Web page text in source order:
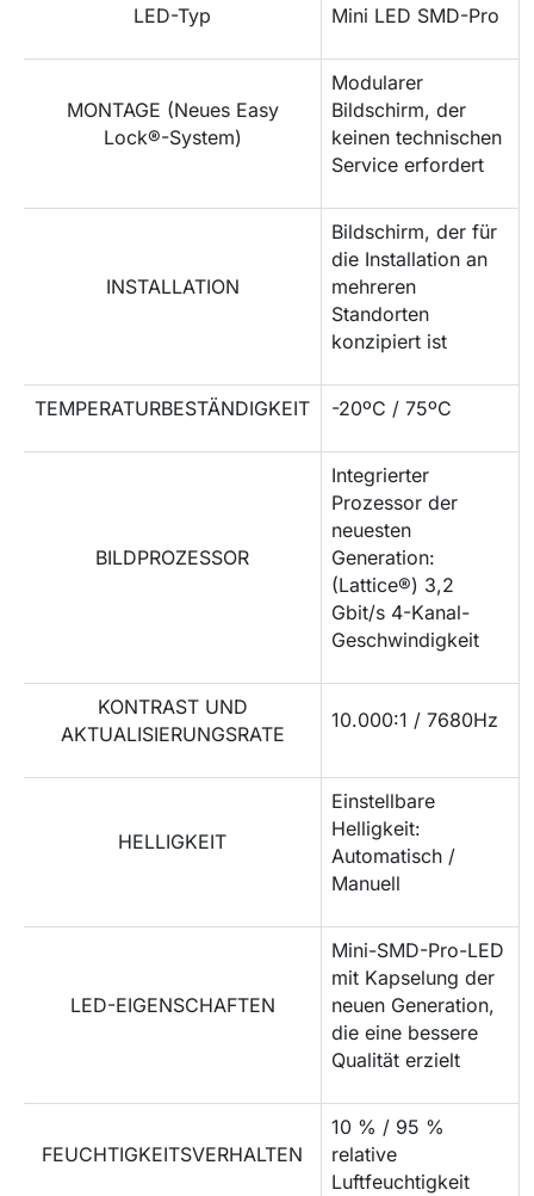
LED-Typ Mini LED SMD-Pro
MONTAGE (Neues Easy
Lock®-System)
Modularer
Bildschirm, der
keinen technischen
Service erfordert
INSTALLATION
Bildschirm, der für
die Installation an
mehreren
Standorten
konzipiert ist
TEMPERATURBESTÄNDIGKEIT -20ºC / 75ºC
BILDPROZESSOR
Integrierter
Prozessor der
neuesten
Generation:
(Lattice®) 3,2
Gbit/s 4-Kanal-
Geschwindigkeit
KONTRAST UND
AKTUALISIERUNGSRATE
10.000:1 / 7680Hz
HELLIGKEIT
Einstellbare
Helligkeit:
Automatisch /
Manuell
LED-EIGENSCHAFTEN
Mini-SMD-Pro-LED
mit Kapselung der
neuen Generation,
die eine bessere
Qualität erzielt
FEUCHTIGKEITSVERHALTEN
10 % / 95 %
relative
Luftfeuchtigkeit